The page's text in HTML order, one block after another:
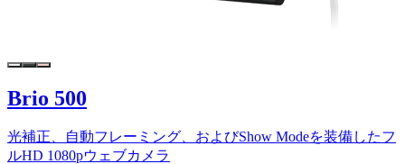
Brio 500
光補正、自動フレーミング、およびShow Modeを装備したフ
ルHD 1080pウェブカメラ